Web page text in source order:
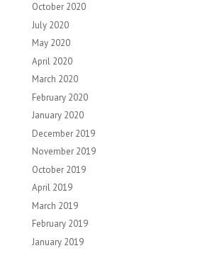
October 2020
July 2020
May 2020
April 2020
March 2020
February 2020
January 2020
December 2019
November 2019
October 2019
April 2019
March 2019
February 2019
January 2019